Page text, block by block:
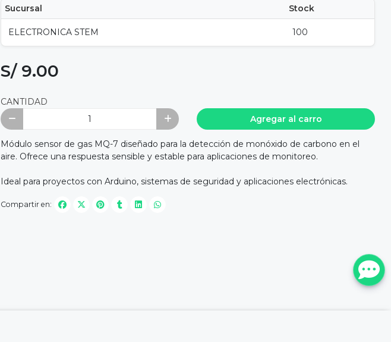
Sucursal Stock
ELECTRONICA STEM 100
S/ 9.00
CANTIDAD
Agregar al carro
Módulo sensor de gas MQ-7 diseñado para la detección de monóxido de carbono en el
aire. Ofrece una respuesta sensible y estable para aplicaciones de monitoreo.
Ideal para proyectos con Arduino, sistemas de seguridad y aplicaciones electrónicas.
Compartir en: